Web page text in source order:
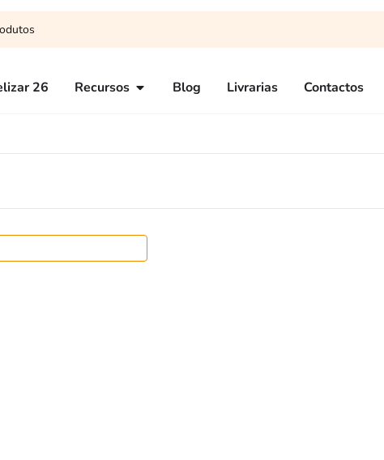
26 Recursos Blog Livrarias Contactos